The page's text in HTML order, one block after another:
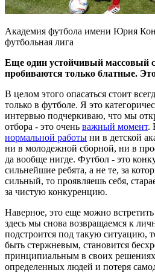
Академия футбола имени Юрия
футбольная лига
Еще один устойчивый массовый
пробиваются только блатные.
В целом этого опасаться стоит
только в футболе. Я это
интервью подчеркиваю, что мы
отбора - это очень важный момент.
нормальной работы ни в детской
ни в молодежной сборной, ни в
да вообще нигде. Футбол - это
сильнейшие ребята, а не те, за
сильный, то проявляешь себя,
за чистую конкуренцию.
Наверное, это еще можно
здесь мы снова возвращаемся к
подстроится под такую ситуацию,
быть стержневым, становится
принципиальным в своих
определенных людей и потеря